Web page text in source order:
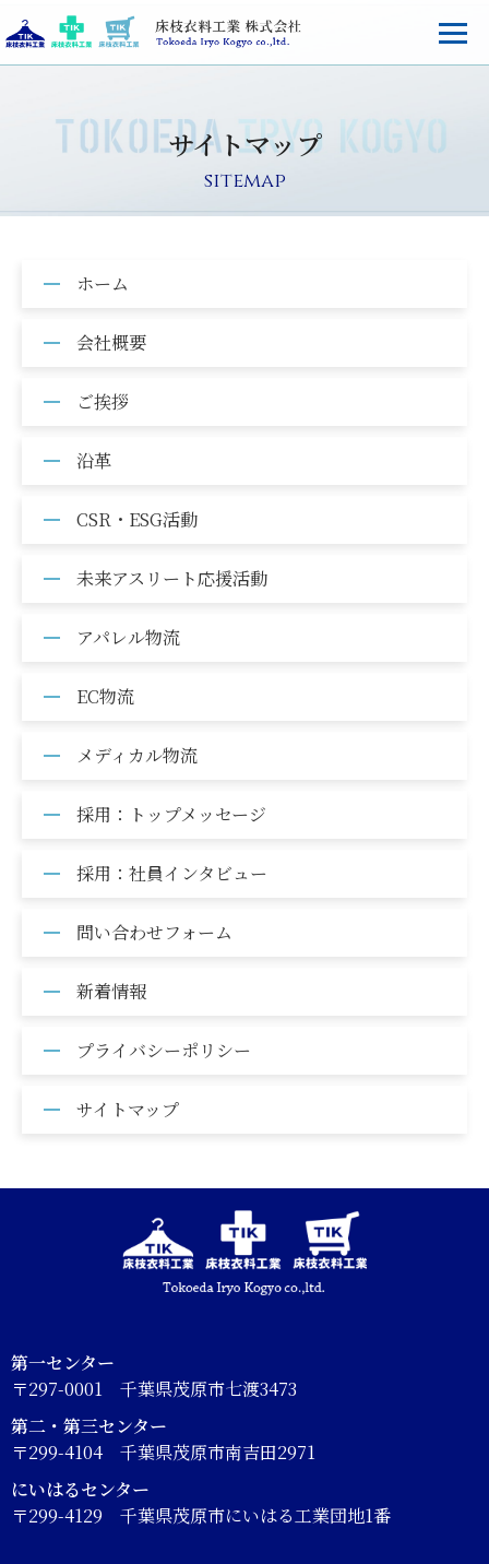
サイトマップ
sitemap
ホーム
会社概要
ご挨拶
沿革
CSR・ESG活動
未来アスリート応援活動
アパレル物流
EC物流
メディカル物流
採用：トップメッセージ
採用：社員インタビュー
問い合わせフォーム
新着情報
プライバシーポリシー
サイトマップ
第一センター
〒297-0001 千葉県茂原市七渡3473
第二・第三センター
〒299-4104 千葉県茂原市南吉田2971
にいはるセンター
〒299-4129 千葉県茂原市にいはる工業団地1番